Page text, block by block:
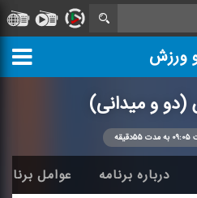
ورزش
و میدانی)
درباره برنامه عوامل برنامه